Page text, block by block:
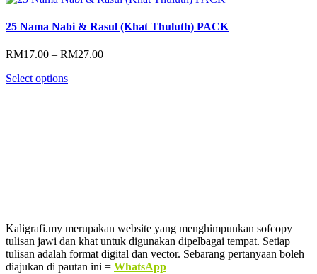
25 Nama Nabi & Rasul (Khat Thuluth) PACK
RM17.00 – RM27.00Price
Select options
Kaligrafi.my merupakan website yang menghimpunkan sofcopy
tulisan jawi dan khat untuk digunakan dipelbagai tempat. Setiap
tulisan adalah format digital dan vector. Sebarang pertanyaan boleh
diajukan di pautan ini = WhatsApp